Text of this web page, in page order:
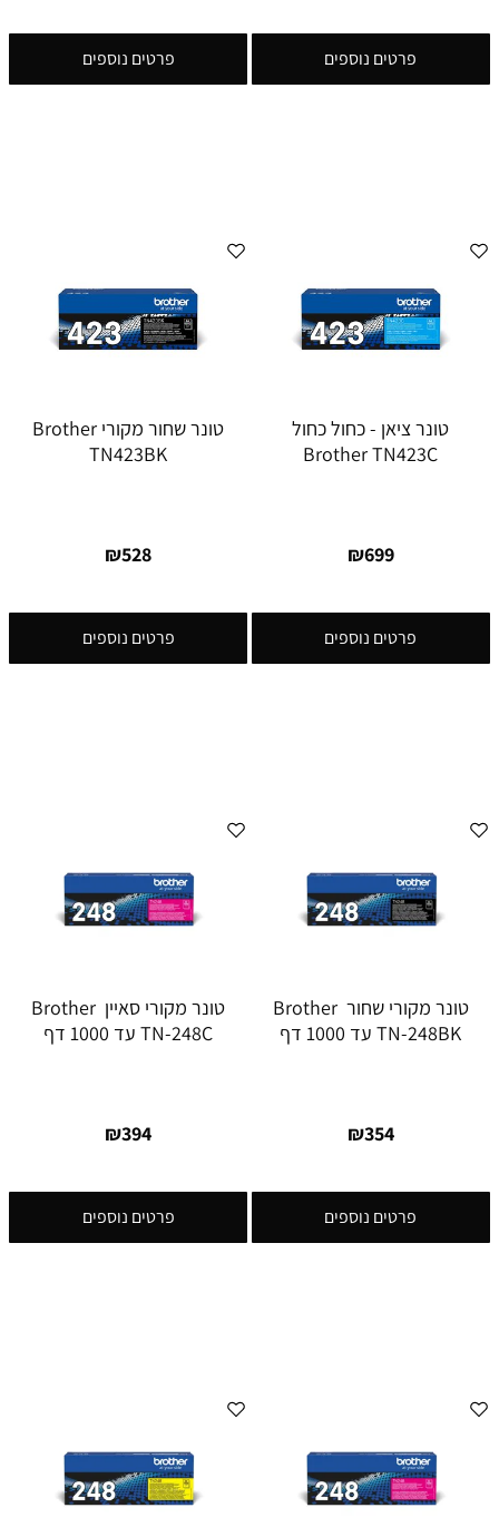
פרטים נוספים פרטים נוספים
טונר ציאן - כחול כחול
Brother TN423C
₪699
פרטים נוספים
טונר ‏שחור מקורי Brother
TN423BK
₪528
פרטים נוספים
טונר מקורי שחור Brother
TN-248BK עד 1000 דף
₪354
פרטים נוספים
טונר מקורי סאיין Brother
TN-248C עד 1000 דף
₪394
פרטים נוספים